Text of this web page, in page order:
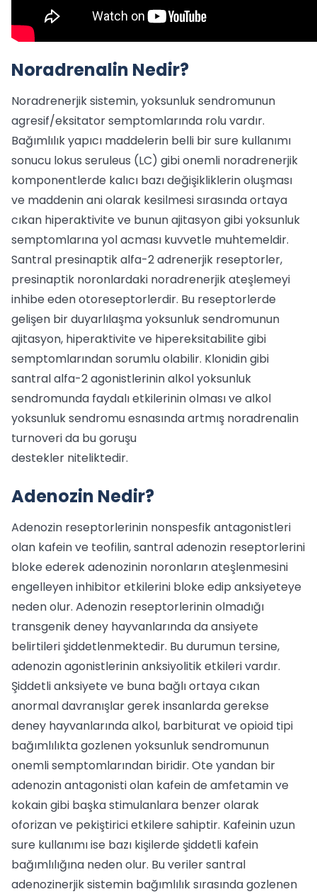
Noradrenalin Nedir?
Noradrenerjik sistemin, yoksunluk sendromunun
agresif/eksitator semptomlarında rolu vardır.
Bağımlılık yapıcı maddelerin belli bir sure kullanımı
sonucu lokus seruleus (LC) gibi onemli noradrenerjik
komponentlerde kalıcı bazı değişikliklerin oluşması
ve maddenin ani olarak kesilmesi sırasında ortaya
cıkan hiperaktivite ve bunun ajitasyon gibi yoksunluk
semptomlarına yol acması kuvvetle muhtemeldir.
Santral presinaptik alfa-2 adrenerjik reseptorler,
presinaptik noronlardaki noradrenerjik ateşlemeyi
inhibe eden otoreseptorlerdir. Bu reseptorlerde
gelişen bir duyarlılaşma yoksunluk sendromunun
ajitasyon, hiperaktivite ve hipereksitabilite gibi
semptomlarından sorumlu olabilir. Klonidin gibi
santral alfa-2 agonistlerinin alkol yoksunluk
sendromunda faydalı etkilerinin olması ve alkol
yoksunluk sendromu esnasında artmış noradrenalin
turnoveri da bu goruşu
destekler niteliktedir.
Adenozin Nedir?
Adenozin reseptorlerinin nonspesfik antagonistleri
olan kafein ve teofilin, santral adenozin reseptorlerini
bloke ederek adenozinin noronların ateşlenmesini
engelleyen inhibitor etkilerini bloke edip anksiyeteye
neden olur. Adenozin reseptorlerinin olmadığı
transgenik deney hayvanlarında da ansiyete
belirtileri şiddetlenmektedir. Bu durumun tersine,
adenozin agonistlerinin anksiyolitik etkileri vardır.
Şiddetli anksiyete ve buna bağlı ortaya cıkan
anormal davranışlar gerek insanlarda gerekse
deney hayvanlarında alkol, barbiturat ve opioid tipi
bağımlılıkta gozlenen yoksunluk sendromunun
onemli semptomlarından biridir. Ote yandan bir
adenozin antagonisti olan kafein de amfetamin ve
kokain gibi başka stimulanlara benzer olarak
oforizan ve pekiştirici etkilere sahiptir. Kafeinin uzun
sure kullanımı ise bazı kişilerde şiddetli kafein
bağımlılığına neden olur. Bu veriler santral
adenozinerjik sistemin bağımlılık sırasında gozlenen